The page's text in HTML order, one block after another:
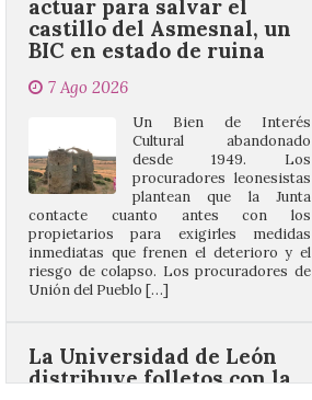
7 Ago 2026
Un Bien de Interés
plantean que la Junta
contacte cuanto antes con los
propietarios para exigirles medidas
inmediatas que frenen el deterioro y el
riesgo de colapso. Los procuradores de
Unión del Pueblo […]
La Universidad de León
del eclipse solar que
organiza con la ESA y el